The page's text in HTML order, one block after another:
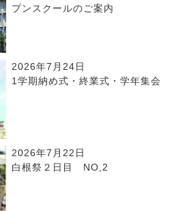
プンスクールのご案内
2026年7月24日
1学期納め式・終業式・学年集会
2026年7月22日
白根祭２日目 NO,2